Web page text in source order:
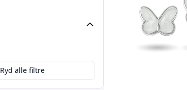
Ryd alle filtre